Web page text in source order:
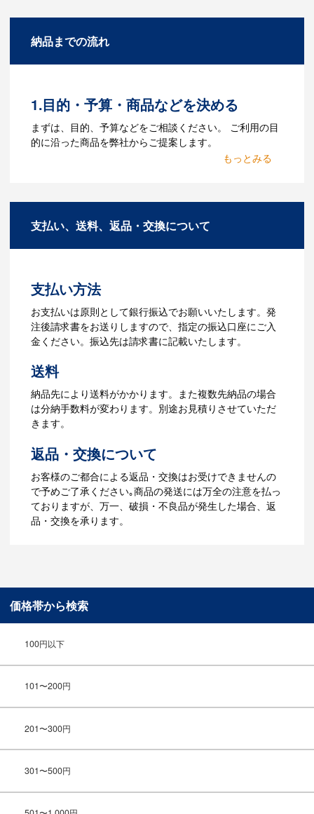
があります。Adobe illustratorのaiファイ
Q：ウェブサイトに掲載され
ていないオリジナルのノベル
タマイズが可能です。お気軽にご相談く
納品までの流れ
1.目的・予算・商品などを決める
まずは、目的、予算などをご相談ください。 ご利用の目
的に沿った商品を弊社からご提案します。
お見積を弊社からお出しします。
3.発注・データ入稿
ら、ご注文書をお送りします。
【名入れをする場合】名入れに必要なデ
ータをご入稿頂き、名入れイメージをデ
ータでご確認いただきます。
4.納品
【名入れをする場合】データのご入稿後
３週間程度で納品となります。
【名入れなしの場合】在庫がある場合、3
～5営業日程度で納品となります。
ご利用ガイドをもっとみる
支払い、送料、返品・交換について
支払い方法
お支払いは原則として銀行振込でお願いいたします。発
注後請求書をお送りしますので、指定の振込口座にご入
金ください。振込先は請求書に記載いたします。
送料
納品先により送料がかかります。また複数先納品の場合
は分納手数料が変わります。別途お見積りさせていただ
きます。
返品・交換について
お客様のご都合による返品・交換はお受けできませんの
で予めご了承ください｡商品の発送には万全の注意を払っ
ておりますが、万一、破損・不良品が発生した場合、返
品・交換を承ります。
価格帯から検索
100円以下
101〜200円
201〜300円
301〜500円